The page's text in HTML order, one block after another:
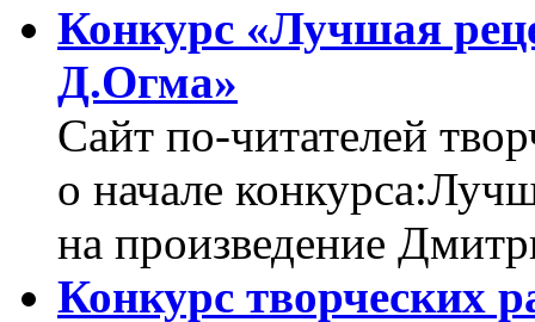
Конкурс «Лучшая
Д.Огма»
Сайт по-читателей
о начале
на произведение
Конкурс творческих